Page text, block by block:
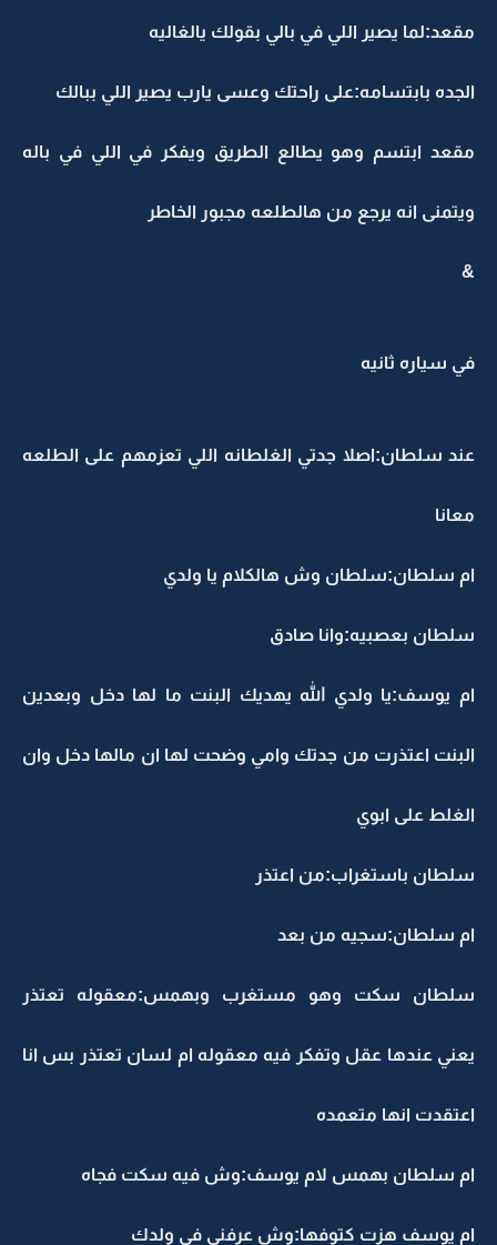
مقعد:لما يصير اللي في بالي بقولك يالغاليه
الجده بابتسامه:على راحتك وعسى يارب يصير اللي ببالك
مقعد ابتسم وهو يطالع الطريق ويفكر في اللي في باله
ويتمنى انه يرجع من هالطلعه مجبور الخاطر
&
في سياره ثانيه
عند سلطان:اصلا جدتي الغلطانه اللي تعزمهم على الطلعه
معانا
ام سلطان:سلطان وش هالكلام يا ولدي
سلطان بعصبيه:وانا صادق
ام يوسف:يا ولدي الله يهديك البنت ما لها دخل وبعدين
البنت اعتذرت من جدتك وامي وضحت لها ان مالها دخل وان
الغلط على ابوي
سلطان باستغراب:من اعتذر
ام سلطان:سجيه من بعد
سلطان سكت وهو مستغرب وبهمس:معقوله تعتذر
يعني عندها عقل وتفكر فيه معقوله ام لسان تعتذر بس انا
اعتقدت انها متعمده
ام سلطان بهمس لام يوسف:وش فيه سكت فجاه
ام يوسف هزت كتوفها:وش عرفني في ولدك